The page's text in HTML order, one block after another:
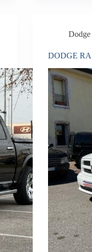
Dodge
DODGE